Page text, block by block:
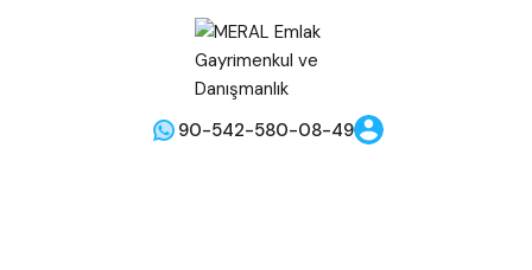
90-542-580-08-49